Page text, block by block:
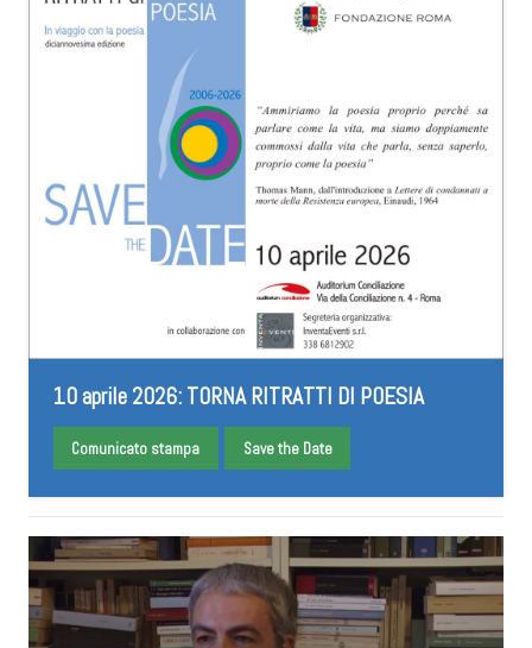
10 aprile 2026: TORNA RITRATTI DI POESIA
Comunicato stampa Save the Date